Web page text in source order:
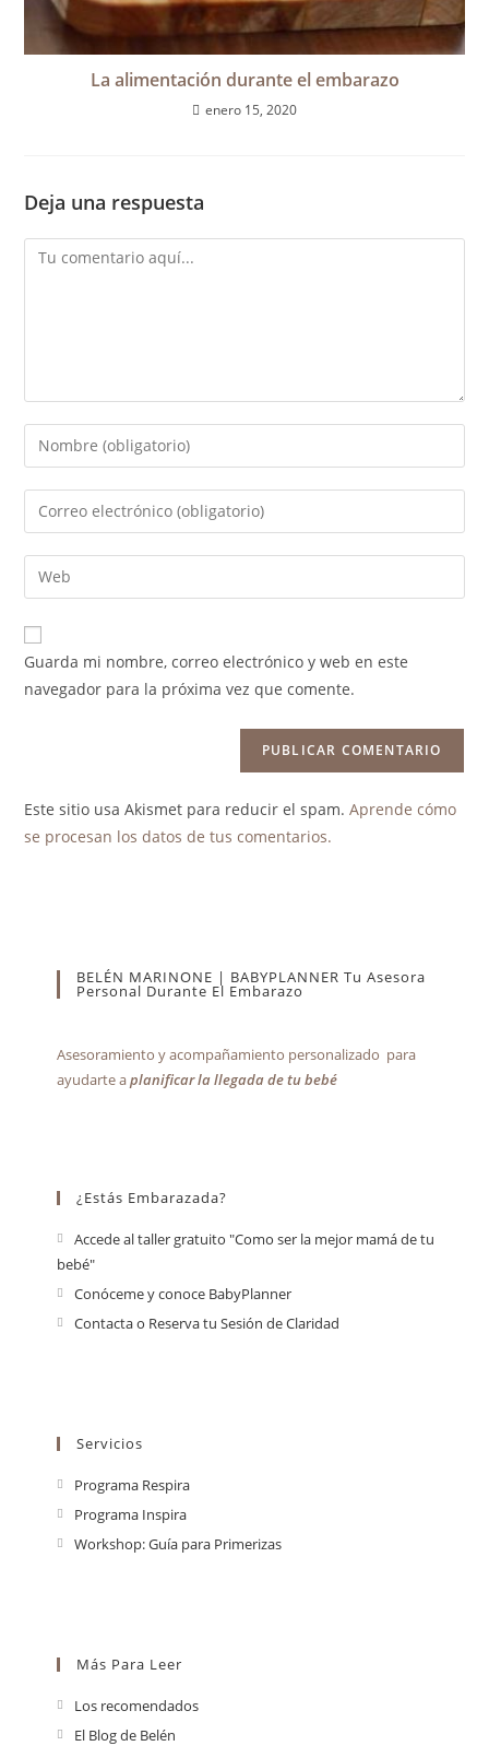
La alimentación durante el embarazo
enero 15, 2020
Deja una respuesta
Guarda mi nombre, correo electrónico y web en este
navegador para la próxima vez que comente.
Este sitio usa Akismet para reducir el spam.Aprende cómo
se procesan los datos de tus comentarios.
BELÉN MARINONE | BABYPLANNER Tu Asesora
Personal Durante El Embarazo
Asesoramiento y acompañamiento personalizado para
ayudarte aplanificar la llegada de tu bebé
¿Estás Embarazada?
Accede al taller gratuito "Como ser la mejor mamá de tu
bebé"
Conóceme y conoce BabyPlanner
Contacta o Reserva tu Sesión de Claridad
Servicios
Programa Respira
Programa Inspira
Workshop: Guía para Primerizas
Más Para Leer
Los recomendados
El Blog de Belén